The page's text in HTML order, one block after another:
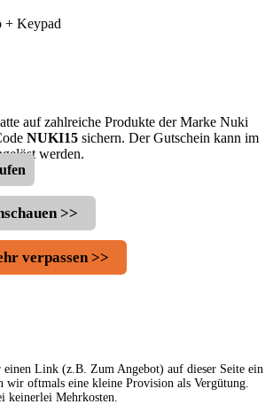
+ Keypad
auf zahlreiche Produkte der Marke Nuki
NUKI15 sichern. Der Gutschein kann im
werden.
>>
verpassen >>
einen Link (z.B. Zum Angebot) auf dieser Seite ein
wir oftmals eine kleine Provision als Vergütung.
keinerlei Mehrkosten.